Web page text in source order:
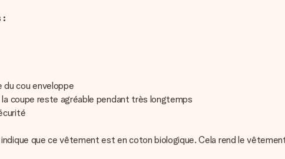
:
cou enveloppe
coupe reste agréable pendant très longtemps
que ce vêtement est en coton biologique. Cela rend le